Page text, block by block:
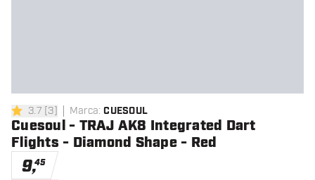
3.7 stelle di valutazione
3.7 [3] Marca: CUESOUL
Cuesoul - TRAJ AK8 Integrated Dart
Flights - Diamond Shape - Red
9,45